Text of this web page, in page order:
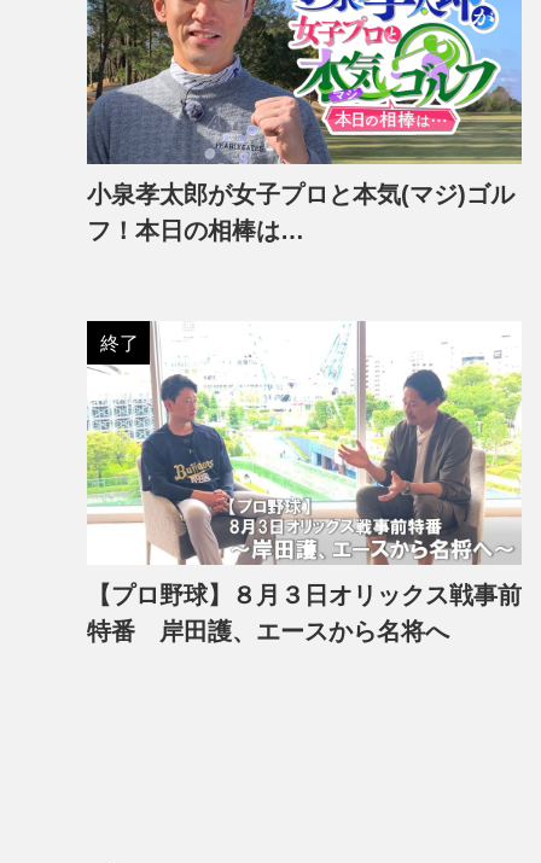
小泉孝太郎が女子プロと本気(マジ)ゴル
フ！本日の相棒は…
終了
【プロ野球】８月３日オリックス戦事前
特番 岸田護、エースから名将へ